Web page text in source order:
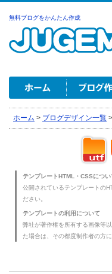
無料ブログをかんたん作成
ホーム > ブログデザイン一覧 >
テンプレートHTML・CSSについ
公開されているテンプレートの
ださい。
テンプレートの利用について
弊社が著作権を所有する画像等
た場合は、その都度制作者の方に